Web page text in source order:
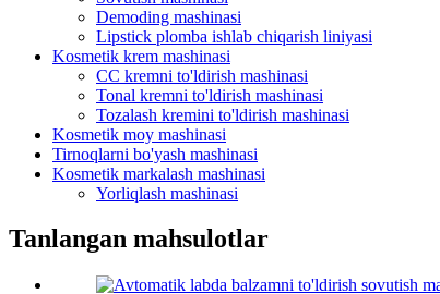
Demoding mashinasi
Lipstick plomba ishlab chiqarish liniyasi
Kosmetik krem ​​mashinasi
CC kremni to'ldirish mashinasi
Tonal kremni to'ldirish mashinasi
Tozalash kremini to'ldirish mashinasi
Kosmetik moy mashinasi
Tirnoqlarni bo'yash mashinasi
Kosmetik markalash mashinasi
Yorliqlash mashinasi
Tanlangan mahsulotlar